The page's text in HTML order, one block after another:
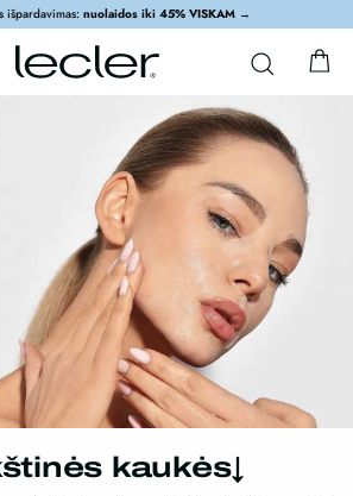
išpardavimas:nuolaidos iki 45% VISKAM →
kaukės↓